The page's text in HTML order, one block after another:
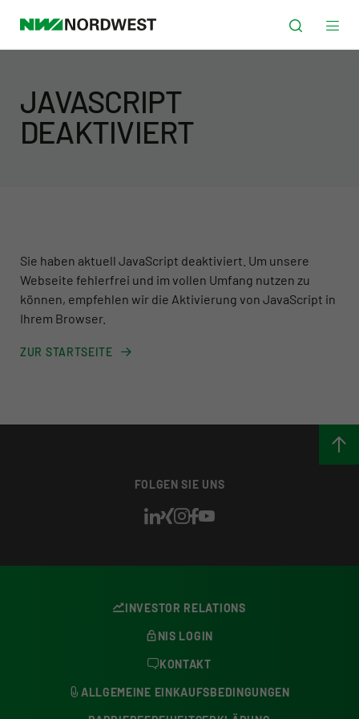
JAVASCRIPT
DEAKTIVIERT
Sie haben aktuell JavaScript deaktiviert. Um unsere
Webseite fehlerfrei und im vollen Umfang nutzen zu
können, empfehlen wir die Aktivierung von JavaScript in
Ihrem Browser.
ZUR STARTSEITE
FOLGEN SIE UNS
INVESTOR RELATIONS
NIS LOGIN
KONTAKT
ALLGEMEINE EINKAUFSBEDINGUNGEN